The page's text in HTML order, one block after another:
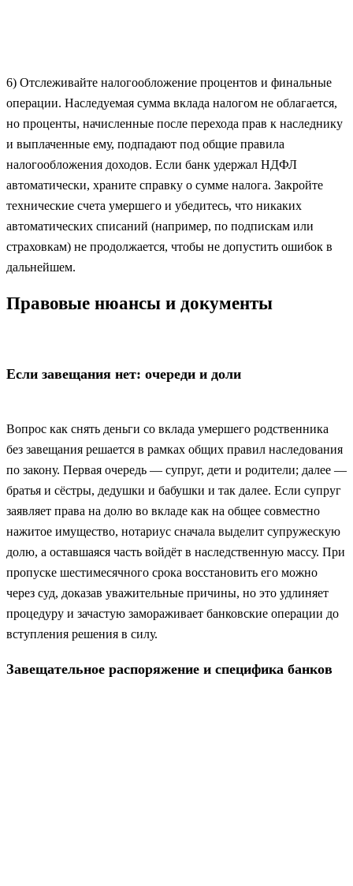
6) Отслеживайте налогообложение процентов и финальные
операции. Наследуемая сумма вклада налогом не облагается,
но проценты, начисленные после перехода прав к наследнику
и выплаченные ему, подпадают под общие правила
налогообложения доходов. Если банк удержал НДФЛ
автоматически, храните справку о сумме налога. Закройте
технические счета умершего и убедитесь, что никаких
автоматических списаний (например, по подпискам или
страховкам) не продолжается, чтобы не допустить ошибок в
дальнейшем.
Правовые нюансы и документы
Если завещания нет: очереди и доли
Вопрос как снять деньги со вклада умершего родственника
без завещания решается в рамках общих правил наследования
по закону. Первая очередь — супруг, дети и родители; далее —
братья и сёстры, дедушки и бабушки и так далее. Если супруг
заявляет права на долю во вкладе как на общее совместно
нажитое имущество, нотариус сначала выделит супружескую
долю, а оставшаяся часть войдёт в наследственную массу. При
пропуске шестимесячного срока восстановить его можно
через суд, доказав уважительные причины, но это удлиняет
процедуру и зачастую замораживает банковские операции до
вступления решения в силу.
Завещательное распоряжение и специфика банков